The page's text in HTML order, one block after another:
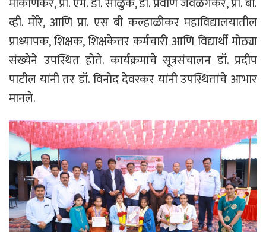
व्ही. मोरे, आणि प्रा. एस बी कल्हाळीकर महाविद्यालयातील
प्राध्यापक, शिक्षक, शिक्षकेत्तर कर्मचारी आणि विद्यार्थी मोठ्या
संख्येने उपस्थित होते. कार्यक्रमाचे सूत्रसंचालन डॉ. प्रदीप
पाटील यांनी तर डॉ. विनोद देवरकर यांनी उपस्थितांचे आभार
मानले.